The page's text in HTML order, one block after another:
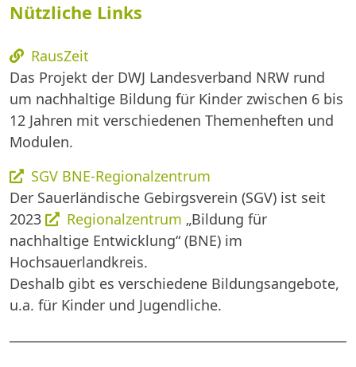
Nützliche Links
RausZeit
Das Projekt der DWJ Landesverband NRW rund
um nachhaltige Bildung für Kinder zwischen 6 bis
12 Jahren mit verschiedenen Themenheften und
Modulen.
SGV BNE-Regionalzentrum
Der Sauerländische Gebirgsverein (SGV) ist seit
2023
Regionalzentrum „Bildung für
nachhaltige Entwicklung“ (BNE) im
Hochsauerlandkreis.
Deshalb gibt es verschiedene Bildungsangebote,
u.a. für Kinder und Jugendliche.